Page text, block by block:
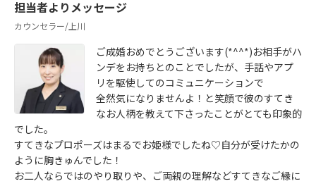
担当者よりメッセージ
カウンセラー/上川
ご成婚おめでとうございます(*^^*)お相手がハ
ンデをお持ちとのことでしたが、手話やアプ
リを駆使してのコミュニケーションで
全然気になりませんよ！と笑顔で彼のすてき
なお人柄を教えて下さったことがとても印象的
でした。
すてきなプロポーズはまるでお姫様でしたね♡自分が受けたかの
ように胸きゅんでした！
お二人ならではのやり取りや、ご両親の理解などすてきなご縁に